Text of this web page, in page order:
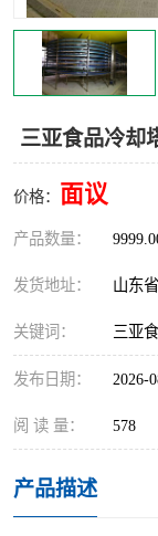
三亚食品冷却
价格： 面议
产品数量：
发货地址： 山东
关键词： 三亚
发布日期： 2026-
阅 读 量： 578
产品描述
塑料撕碎机